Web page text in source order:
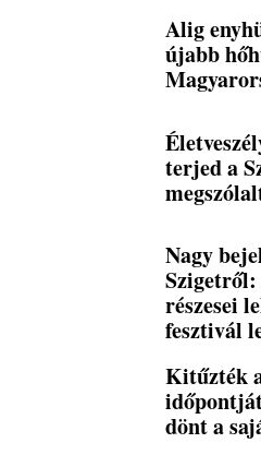
Alig
újabb
terjed a
Nagy
részesei
fesztivál
Kitűzték
dönt a